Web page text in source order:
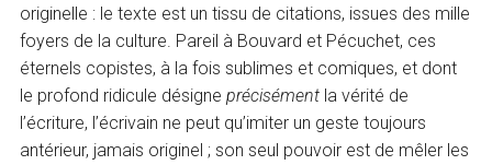
originelle : le texte est un tissu de citations, issues des mille
foyers de la culture. Pareil à Bouvard et Pécuchet, ces
éternels copistes, à la fois sublimes et comiques, et dont
le profond ridicule désigneprécisément la vérité de
l’écriture, l’écrivain ne peut qu’imiter un geste toujours
antérieur, jamais originel ; son seul pouvoir est de mêler les